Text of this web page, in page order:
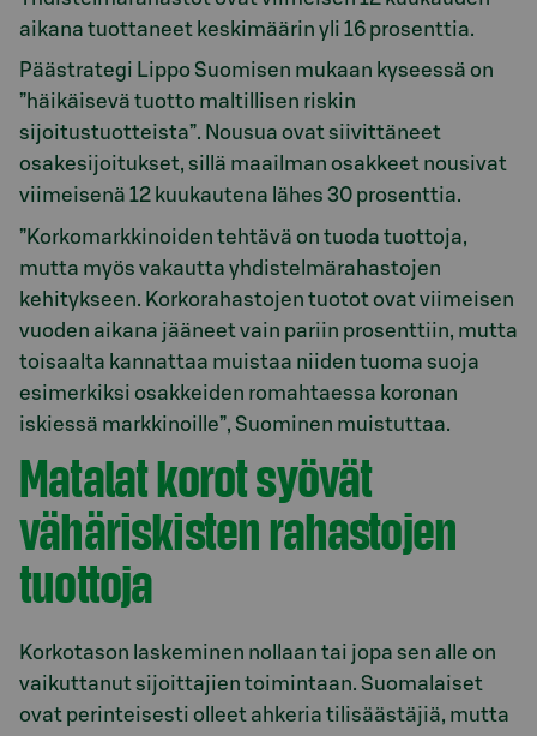
aikana tuottaneet keskimäärin yli 16 prosenttia.
Päästrategi Lippo Suomisen mukaan kyseessä on
”häikäisevä tuotto maltillisen riskin
sijoitustuotteista”. Nousua ovat siivittäneet
osakesijoitukset, sillä maailman osakkeet nousivat
viimeisenä 12 kuukautena lähes 30 prosenttia.
”Korkomarkkinoiden tehtävä on tuoda tuottoja,
mutta myös vakautta yhdistelmärahastojen
kehitykseen. Korkorahastojen tuotot ovat viimeisen
vuoden aikana jääneet vain pariin prosenttiin, mutta
toisaalta kannattaa muistaa niiden tuoma suoja
esimerkiksi osakkeiden romahtaessa koronan
iskiessä markkinoille”, Suominen muistuttaa.
Matalat korot syövät
vähäriskisten rahastojen
tuottoja
Korkotason laskeminen nollaan tai jopa sen alle on
vaikuttanut sijoittajien toimintaan. Suomalaiset
ovat perinteisesti olleet ahkeria tilisäästäjiä, mutta